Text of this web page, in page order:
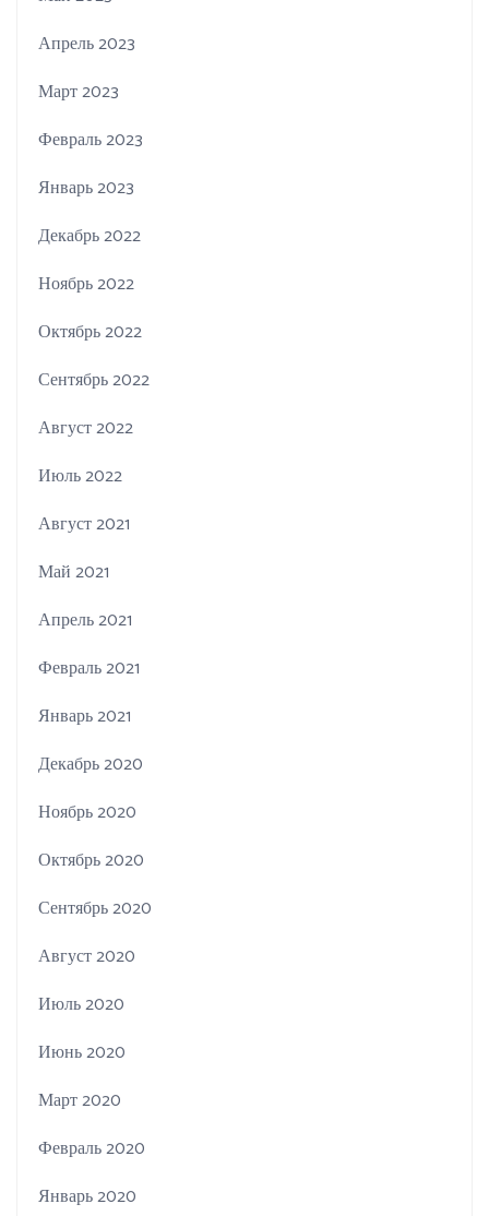
Апрель 2023
Март 2023
Февраль 2023
Январь 2023
Декабрь 2022
Ноябрь 2022
Октябрь 2022
Сентябрь 2022
Август 2022
Июль 2022
Август 2021
Май 2021
Апрель 2021
Февраль 2021
Январь 2021
Декабрь 2020
Ноябрь 2020
Октябрь 2020
Сентябрь 2020
Август 2020
Июль 2020
Июнь 2020
Март 2020
Февраль 2020
Январь 2020